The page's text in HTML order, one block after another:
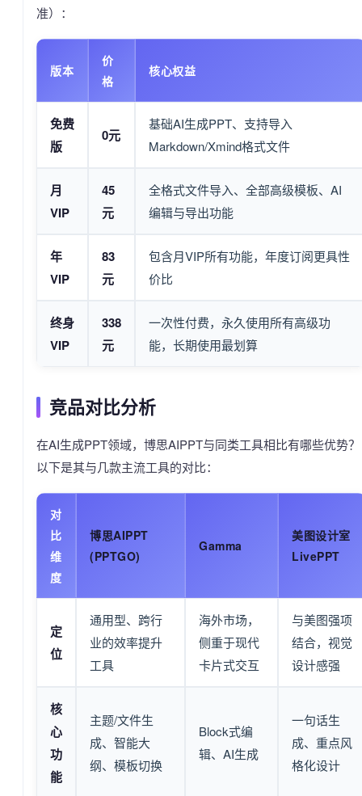
准）：
版本
价
格
核心权益
免费
版
0元
基础AI生成PPT、支持导入
Markdown/Xmind格式文件
月
VIP
45
元
全格式文件导入、全部高级模板、AI
编辑与导出功能
年
VIP
83
元
包含月VIP所有功能，年度订阅更具性
价比
终身
VIP
338
元
一次性付费，永久使用所有高级功
能，长期使用最划算
竞品对比分析
在AI生成PPT领域，博思AIPPT与同类工具相比有哪些优势？
以下是其与几款主流工具的对比：
对
比
维
度
博思AIPPT
(PPTGO)
Gamma
美图设计室
LivePPT
定
位
通用型、跨行
业的效率提升
工具
海外市场，
侧重于现代
卡片式交互
与美图强项
结合，视觉
设计感强
核
心
功
能
主题/文件生
成、智能大
纲、模板切换
Block式编
辑、AI生成
一句话生
成、重点风
格化设计